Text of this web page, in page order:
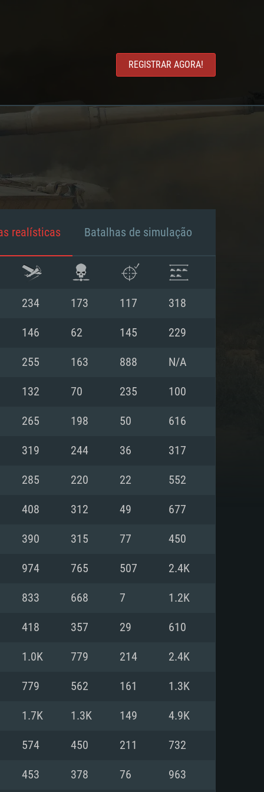
REGISTRAR AGORA!
mais
com DirectX 11 ou superior;
ou superior, Radeon RX 570
(Intel Xeon não suportado)
Vega II ou superior com
banda larga.
de 6 meses) / equivalentes
com os drivers mais
realísticas Batalhas de simulação
234 173 117 318
146 62 145 229
255 163 888 N/A
132 70 235 100
265 198 50 616
319 244 36 317
285 220 22 552
408 312 49 677
390 315 77 450
974 765 507 2.4K
833 668 7 1.2K
418 357 29 610
1.0K 779 214 2.4K
779 562 161 1.3K
1.7K 1.3K 149 4.9K
574 450 211 732
453 378 76 963